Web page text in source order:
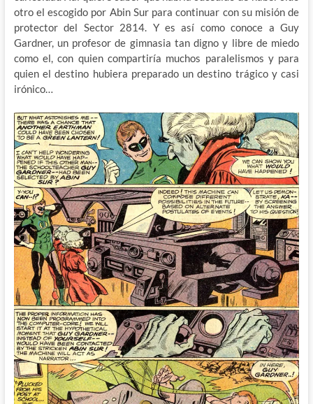
otro el escogido por Abin Sur para continuar con su misión de
protector del Sector 2814. Y es así como conoce a Guy
Gardner, un profesor de gimnasia tan digno y libre de miedo
como el, con quien compartiría muchos paralelismos y para
quien el destino hubiera preparado un destino trágico y casi
irónico…